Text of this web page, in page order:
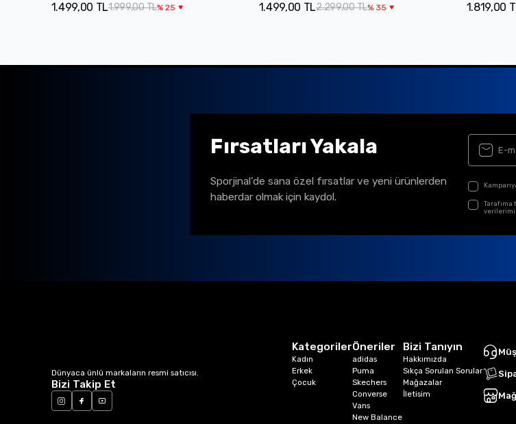
1.999,00 TL%25
1.499,00 TL 2.299,00 TL% 35
1.499,00 TL 1.819,00
Fırsatları Yakala
Sporjinal’de sana özel fırsatlar ve yeni ürünlerden
haberdar olmak için kaydol.
Dünyaca ünlü markaların resmi satıcısı.
Bizi Takip Et
Kategoriler
Kadın
Erkek
Çocuk
Öneriler
adidas
Puma
Skechers
Converse
Vans
New Balance
Bizi Tanıyın
Hakkımızda
Sıkça Sorulan Sorular
Mağazalar
İletisim